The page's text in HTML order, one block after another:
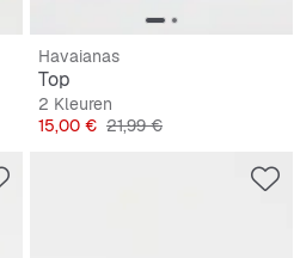
Havaianas
Top
2 Kleuren
Prijs
15,00 € Originele Prijs
21,99 €